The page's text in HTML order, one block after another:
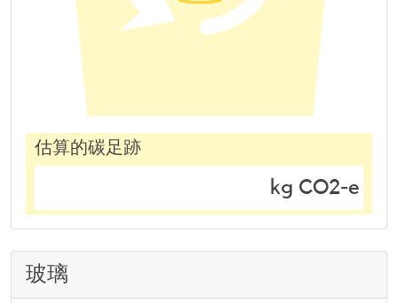
估算的碳足跡
kg CO2-e
玻璃